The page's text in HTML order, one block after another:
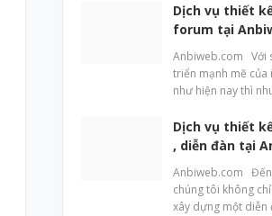
Dịch vụ thiết
forum tại
Anbiweb.com Với
triển mạnh mẽ của
như hiện nay thì
Dịch vụ thiết
, diễn đàn tại
Anbiweb.com
chúng tôi không
xây dựng một diễn